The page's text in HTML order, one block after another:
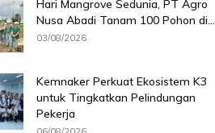
Hari Mangrove Sedunia, PT Agro
Nusa Abadi Tanam 100 Pohon di...
03/08/2026
Kemnaker Perkuat Ekosistem K3
untuk Tingkatkan Pelindungan
Pekerja